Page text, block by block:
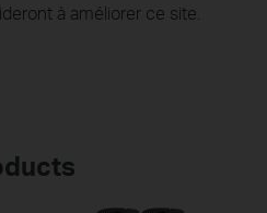
à améliorer ce site.